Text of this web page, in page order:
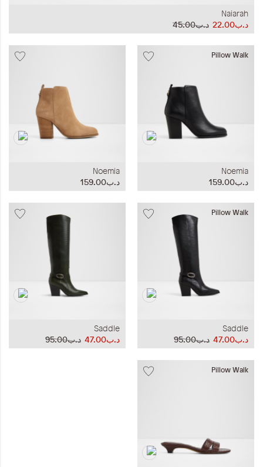
Naiarah
د.ب45.00
د.ب22.00
Pillow Walk
Noemia
د.ب159.00
Noemia
د.ب159.00
Pillow Walk
Saddle
د.ب95.00
د.ب47.00
Saddle
د.ب95.00
د.ب47.00
Pillow Walk